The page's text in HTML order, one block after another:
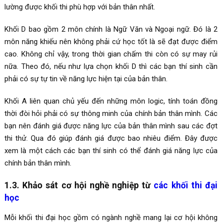
lường được khối thi phù hợp với bản thân nhất.
Khối D bao gồm 2 môn chính là Ngữ Văn và Ngoại ngữ. Đó là 2
môn năng khiếu nên không phải cứ học tốt là sẽ đạt được điểm
cao. Không chỉ vậy, trong thời gian chấm thi còn có sự may rủi
nữa. Theo đó, nếu như lựa chọn khối D thì các bạn thí sinh cần
phải có sự tự tin về năng lực hiện tại của bản thân.
Khối A liên quan chủ yếu đến những môn logic, tính toán đồng
thời đòi hỏi phải có sự thông minh của chính bản thân mình. Các
bạn nên đánh giá được năng lực của bản thân mình sau các đợt
thi thử. Qua đó giúp đánh giá được bao nhiêu điểm. Đây được
xem là một cách các bạn thí sinh có thể đánh giá năng lực của
chính bản thân mình.
1.3. Khảo sát cơ hội nghề nghiệp từ các khối thi đại
học
Mỗi khối thi đại học gồm có ngành nghề mang lại cơ hội không